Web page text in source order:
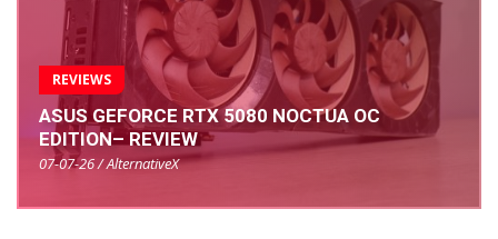
REVIEWS
ASUS GEFORCE RTX 5080 NOCTUA OC
EDITION– REVIEW
07-07-26 / AlternativeX